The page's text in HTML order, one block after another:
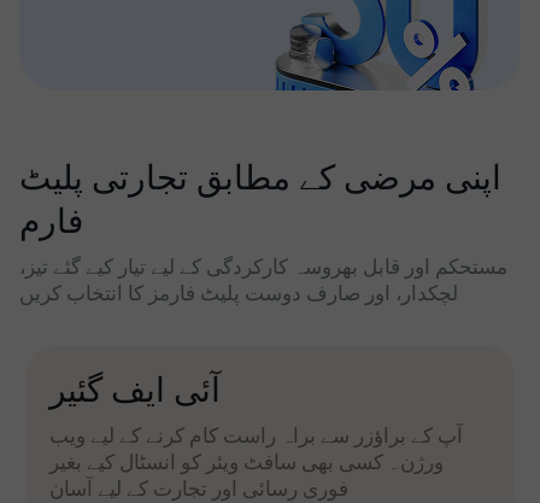
اپنی مرضی کے مطابق تجارتی پلیٹ
فارم
مستحکم اور قابل بھروسہ کارکردگی کے لیے تیار کیے گئے تیز،
لچکدار، اور صارف دوست پلیٹ فارمز کا انتخاب کریں
آئی ایف گئیر
آپ کے براؤزر سے براہ راست کام کرنے کے لیے ویب
ورژن۔ کسی بھی سافٹ ویئر کو انسٹال کیے بغیر
فوری رسائی اور تجارت کے لیے آسان